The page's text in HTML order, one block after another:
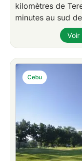
kilomètres de
minutes au sud
Voir
Cebu